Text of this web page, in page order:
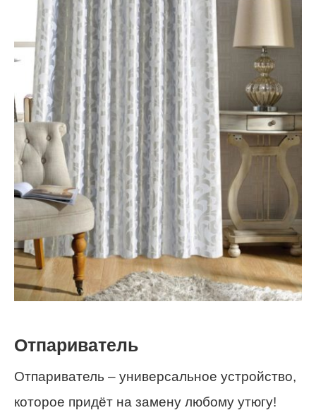
Отпариватель
Отпариватель – универсальное устройство,
которое придёт на замену любому утюгу!